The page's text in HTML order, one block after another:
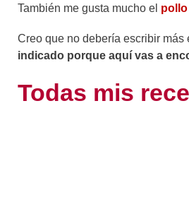
También me gusta mucho el
Creo que no debería escribir
indicado porque aquí vas a
Todas mis